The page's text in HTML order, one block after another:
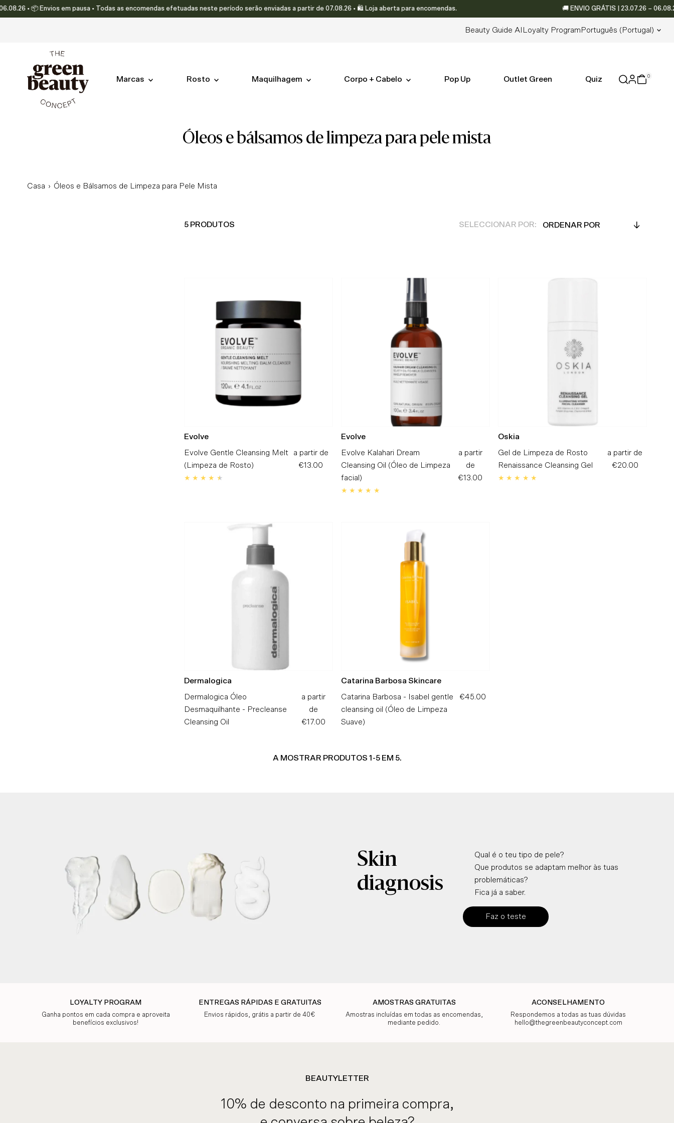
Translation missing: pt-PT.accessibility.skip_to_text
• 📦 Envios em pausa • Todas as encomendas efetuadas neste período serão enviadas a partir de 07.08.26 • 🛍️ Loja aberta para encomendas. 🚚 ENVIO GRÁTIS | 23.07.26 –
Beauty Guide AI Loyalty ProgramPortuguês (portugal)
Marcas Rosto Maquilhagem Corpo + Cabelo Pop Up Outlet Green Quiz 0
óleos e bálsamos de limpeza para pele mista
Casa › Óleos e Bálsamos de Limpeza para Pele Mista
5 PRODUTOS SELECCIONAR POR:
Preço, mais caros
Data, mais antigos
Evolve
Evolve Gentle Cleansing Melt
(Limpeza de Rosto)
Preço
Normal
a partir de
€13.00
Evolve
Evolve Kalahari Dream
Cleansing Oil (Óleo de Limpeza
facial)
Preço
Normal
a partir
de
€13.00
Oskia
Gel de Limpeza de Rosto
Renaissance Cleansing Gel
Preço
Normal
a partir de
€20.00
Dermalogica
Dermalogica Óleo
Desmaquilhante - Precleanse
Cleansing Oil
Preço
Normal
a partir
de
€17.00
Catarina Barbosa Skincare
Catarina Barbosa - Isabel gentle
cleansing oil (Óleo de Limpeza
Suave)
Preço
€45.00
A MOSTRAR PRODUTOS 1-5 EM 5.
Skin
diagnosis
Qual é o teu tipo de pele?
Que produtos se adaptam melhor às tuas
problemáticas?
Fica já a saber.
Faz o teste
LOYALTY PROGRAM
Ganha pontos em cada compra e aproveita
benefícios exclusivos!
ENTREGAS RÁPIDAS E GRATUITAS
Envios rápidos, grátis a partir de 40€
AMOSTRAS GRATUITAS
Amostras incluídas em todas as encomendas,
mediante pedido.
ACONSELHAMENTO
Respondemos a todas as tuas dúvidas
hello@thegreenbeautyconcept.com
BEAUTYLETTER
10% de desconto na primeira compra,